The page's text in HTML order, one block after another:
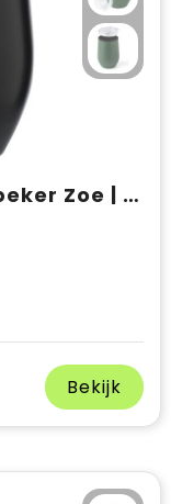
Dubbelwandige thermosbeker Zoe | 300 ml
Bekijk